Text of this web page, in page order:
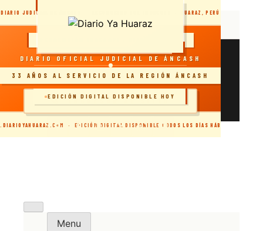
DIARIO JUDICIAL DE ÁNCASH · RECONOCIDO POR INDECOPI · HUARAZ, PERÚ
· EDICIÓN DIGITAL DISPONIBLE TODOS LOS DÍAS HÁBILES
DIARIO OFICIAL JUDICIAL DE ÁNCASH
33 AÑOS AL SERVICIO DE LA REGIÓN ÁNCASH
🗞️ INGRESAR AL SITIO
EDICIÓN DIGITAL DISPONIBLE HOY
content
viernes, agosto 7, 2026
DIARIO YA VIRTUAL 06.08.2026
DIARIO YA VIRTUAL 05.08.2026
DIARIO YA VIRTUAL 04.08.2026
DIARIO YA VIRTUAL 03.08.2026
Menu